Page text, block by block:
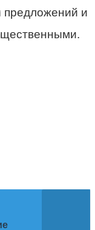
предложений и